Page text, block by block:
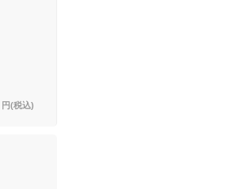
円(税込)